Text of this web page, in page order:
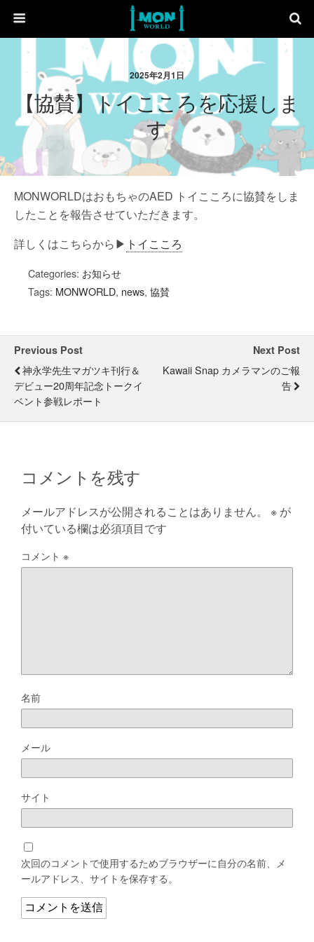
2025年2月1日
【協賛】トイこころを応援しま
す
MONWORLDはおもちゃのAED トイこころに協賛をしま
したことを報告させていただきます。
詳しくはこちらから▶︎ トイこころ
Categories: お知らせ
Tags: MONWORLD, news, 協賛
Previous Post
神永学先生マガツキ刊行＆
デビュー20周年記念トークイ
ベント参戦レポート
Next Post
Kawaii Snap カメラマンのご報
告
コメントを残す
メールアドレスが公開されることはありません。 ※ が
付いている欄は必須項目です
コメント ※
名前
メール
サイト
次回のコメントで使用するためブラウザーに自分の名前、メ
ールアドレス、サイトを保存する。